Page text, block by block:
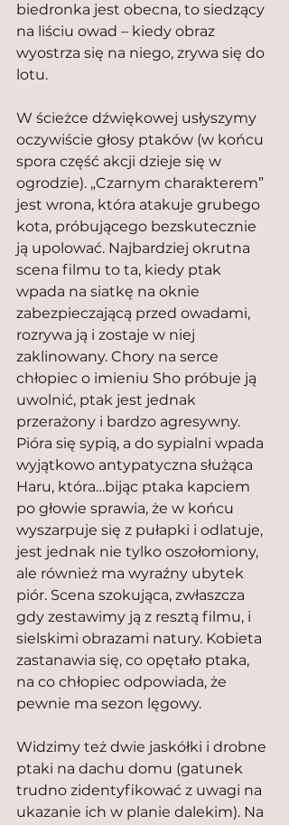
biedronka jest obecna, to siedzący
na liściu owad – kiedy obraz
wyostrza się na niego, zrywa się do
lotu.
W ścieżce dźwiękowej usłyszymy
oczywiście głosy ptaków (w końcu
spora część akcji dzieje się w
ogrodzie). „Czarnym charakterem”
jest wrona, która atakuje grubego
kota, próbującego bezskutecznie
ją upolować. Najbardziej okrutna
scena filmu to ta, kiedy ptak
wpada na siatkę na oknie
zabezpieczającą przed owadami,
rozrywa ją i zostaje w niej
zaklinowany. Chory na serce
chłopiec o imieniu Sho próbuje ją
uwolnić, ptak jest jednak
przerażony i bardzo agresywny.
Pióra się sypią, a do sypialni wpada
wyjątkowo antypatyczna służąca
Haru, która…bijąc ptaka kapciem
po głowie sprawia, że w końcu
wyszarpuje się z pułapki i odlatuje,
jest jednak nie tylko oszołomiony,
ale również ma wyraźny ubytek
piór. Scena szokująca, zwłaszcza
gdy zestawimy ją z resztą filmu, i
sielskimi obrazami natury. Kobieta
zastanawia się, co opętało ptaka,
na co chłopiec odpowiada, że
pewnie ma sezon lęgowy.
Widzimy też dwie jaskółki i drobne
ptaki na dachu domu (gatunek
trudno zidentyfikować z uwagi na
ukazanie ich w planie dalekim). Na